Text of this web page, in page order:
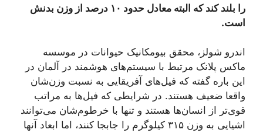
را بلند کند که البته معادل حدود ۱۰ درصد از وزن بدنش
است.
اندرو شولز، محقق بیومکانیک حیوانات در موسسه
ماکس پلانک مرتبط با سیستم‌های هوشمند در آلمان در
این باره گفته که فیل‌های آفریقایی به نسبت وزن‌شان
واقعا ضعیف هستند. در شرایطی که فیل‌ها به مراتب
قوی‌تر از انسان‌ها هستند و تنها با خرطوم‌شان می‌توانند
اشیایی به وزن ۳۱۵ کیلوگرم را جابجا کنند، اما ابعاد آنها